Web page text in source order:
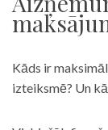
Kāds ir
izteiksmē? Un